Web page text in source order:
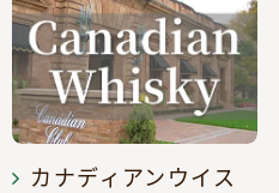
カナディアンウイス